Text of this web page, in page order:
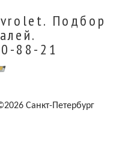
Подбор
88-21
Санкт-Петербург